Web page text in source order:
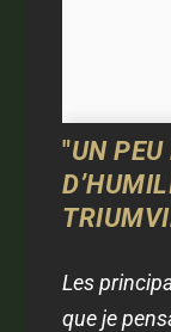
"UN
Les
que je